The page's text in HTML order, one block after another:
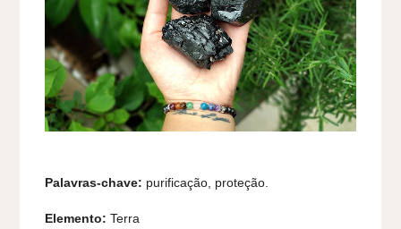
Palavras-chave: purificação, proteção.
Elemento:Terra